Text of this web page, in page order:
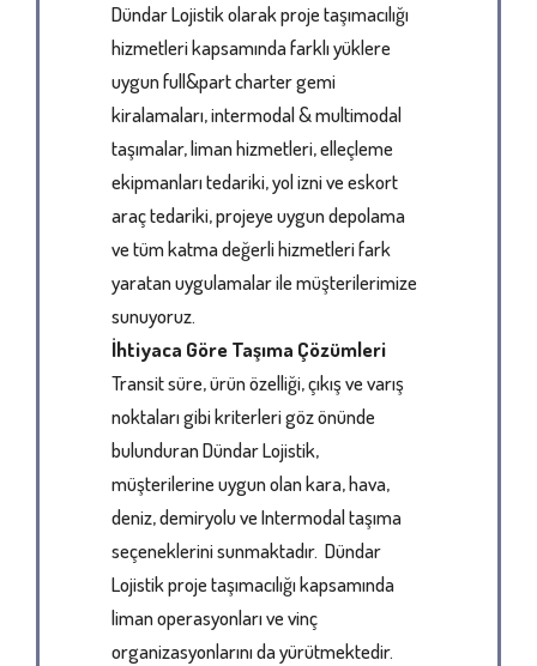
Dündar Lojistik olarak proje taşımacılığı
hizmetleri kapsamında farklı yüklere
uygun full&part charter gemi
kiralamaları, intermodal & multimodal
taşımalar, liman hizmetleri, elleçleme
ekipmanları tedariki, yol izni ve eskort
araç tedariki, projeye uygun depolama
ve tüm katma değerli hizmetleri fark
yaratan uygulamalar ile müşterilerimize
sunuyoruz.
İhtiyaca Göre Taşıma Çözümleri
Transit süre, ürün özelliği, çıkış ve varış
noktaları gibi kriterleri göz önünde
bulunduran Dündar Lojistik,
müşterilerine uygun olan kara, hava,
deniz, demiryolu ve Intermodal taşıma
seçeneklerini sunmaktadır. Dündar
Lojistik proje taşımacılığı kapsamında
liman operasyonları ve vinç
organizasyonlarını da yürütmektedir.